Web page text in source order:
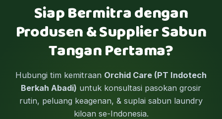
Siap Bermitra dengan
Produsen & Supplier Sabun
Tangan Pertama?
Hubungi tim kemitraan Orchid Care (PT Indotech
Berkah Abadi) untuk konsultasi pasokan grosir
rutin, peluang keagenan, & suplai sabun laundry
kiloan se-Indonesia.